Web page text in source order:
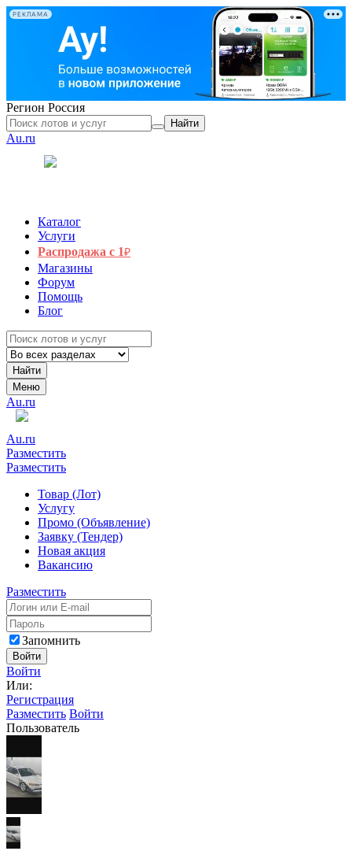
РЕКЛАМА
Регион Россия
Найти
Au.ru
Каталог
Услуги
Распродажа с 1₽
Магазины
Форум
Помощь
Блог
Найти
Меню
Au.ru
Au.ru
Разместить
Разместить
Товар (Лот)
Услугу
Промо (Объявление)
Заявку (Тендер)
Новая акция
Вакансию
Разместить
Запомнить
Войти
Войти
Или:
Регистрация
Разместить Войти
Пользователь